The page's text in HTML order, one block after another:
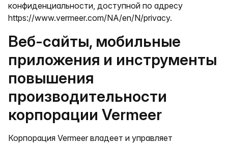
конфиденциальности, доступной по адресу
https://www.vermeer.com/NA/en/N/privacy.
Веб-сайты, мобильные
приложения и инструменты
повышения
производительности
корпорации Vermeer
Корпорация Vermeer владеет и управляет